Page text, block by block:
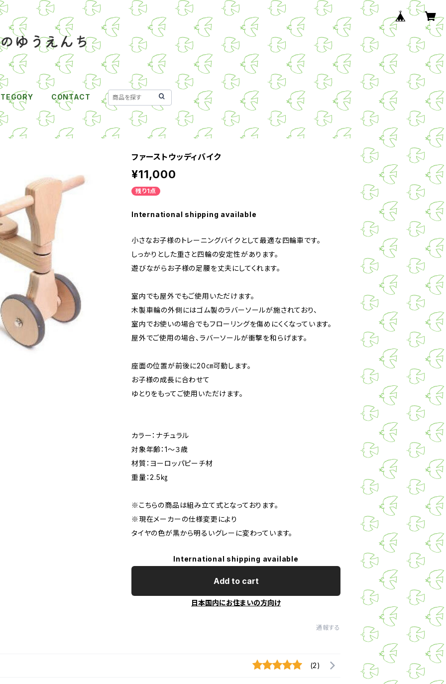
CONTACT
ファーストウッディバイク
¥11,000
残り1点
International shipping available
小さなお子様のトレーニングバイクとして最適な四輪車です。
しっかりとした重さと四輪の安定性があります。
遊びながらお子様の足腰を丈夫にしてくれます。
室内でも屋外でもご使用いただけます。
木製車輪の外側にはゴム製のラバーソールが施されており、
室内でお使いの場合でもフローリングを傷めにくくなっています。
屋外でご使用の場合、ラバーソールが衝撃を和らげます。
座面の位置が前後に20㎝可動します。
お子様の成長に合わせて
ゆとりをもってご使用いただけます。
カラー：ナチュラル
対象年齢：1～３歳
材質：ヨーロッパピーチ材
重量：2.5㎏
※こちらの商品は組み立て式となっております。
※現在メーカーの仕様変更により
タイヤの色が黒から明るいグレーに変わっています。
International shipping available
Add to cart
日本国内にお住まいの方向け
通報する
(2)